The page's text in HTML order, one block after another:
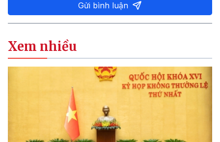
Gửi bình luận
Xem nhiều